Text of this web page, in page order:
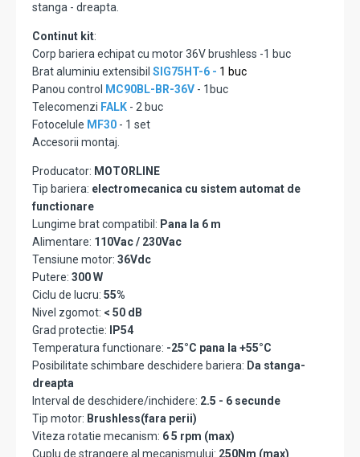
stanga - dreapta.
Continut kit:
Corp bariera echipat cu motor 36V brushless -1 buc
Brat aluminiu extensibil SIG75HT-6 - 1 buc
Panou control
MC90BL-BR-36V - 1buc
Telecomenzi FALK - 2 buc
Fotocelule MF30 - 1 set
Accesorii montaj.
Producator: MOTORLINE
Tip bariera: electromecanica cu sistem automat de
functionare
Lungime brat compatibil: Pana la 6 m
Alimentare: 110Vac / 230Vac
Tensiune motor: 36Vdc
Putere: 300 W
Ciclu de lucru: 55%
Nivel zgomot: < 50 dB
Grad protectie:
IP54
Temperatura functionare: -25°C pana la +55°C
Posibilitate schimbare deschidere bariera: Da stanga-
dreapta
Interval de deschidere/inchidere: 2.5 - 6 secunde
Tip motor: Brushless(fara perii)
Viteza rotatie mecanism: 6 5 rpm (max)
Cuplu de strangere al mecanismului: 250Nm (max)